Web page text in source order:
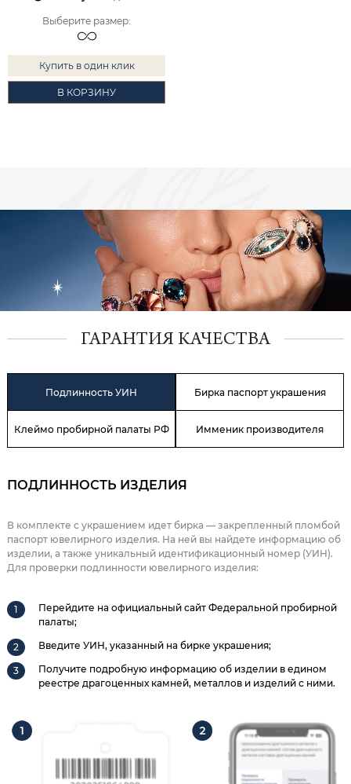
Выберите размер:
Купить в один клик
В КОРЗИНУ
ГАРАНТИЯ КАЧЕСТВА
Подлинность УИН Бирка паспорт украшения
Клеймо пробирной палаты РФ Имменик производителя
ПОДЛИННОСТЬ ИЗДЕЛИЯ
В комплекте с украшением идет бирка — закрепленный пломбой
паспорт ювелирного изделия. На ней вы найдете информацию об
изделии, а также уникальный идентификационный номер (УИН).
Для проверки подлинности ювелирного изделия:
Перейдите на официальный сайт Федеральной пробирной
палаты;
Введите УИН, указанный на бирке украшения;
Получите подробную информацию об изделии в едином
реестре драгоценных камней, металлов и изделий с ними.